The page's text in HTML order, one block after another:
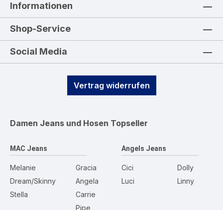
Informationen
Shop-Service
Social Media
Vertrag widerrufen
Damen Jeans und Hosen Topseller
MAC Jeans
Melanie
Dream/Skinny
Stella
Gracia
Angela
Carrie
Pipe
Angels Jeans
Cici
Luci
Dolly
Linny